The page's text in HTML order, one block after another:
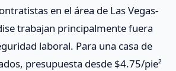
en el área de Las Vegas-
trabajan principalmente fuera
laboral. Para una casa de
presupuesta desde $4.75/pie²